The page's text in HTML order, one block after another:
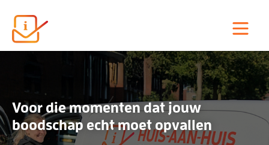
Voor die momenten dat jouw
boodschap echt moet opvallen